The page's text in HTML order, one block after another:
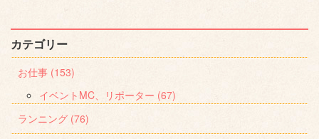
カテゴリー
お仕事 (153)
イベントMC、リポーター (67)
ランニング (76)